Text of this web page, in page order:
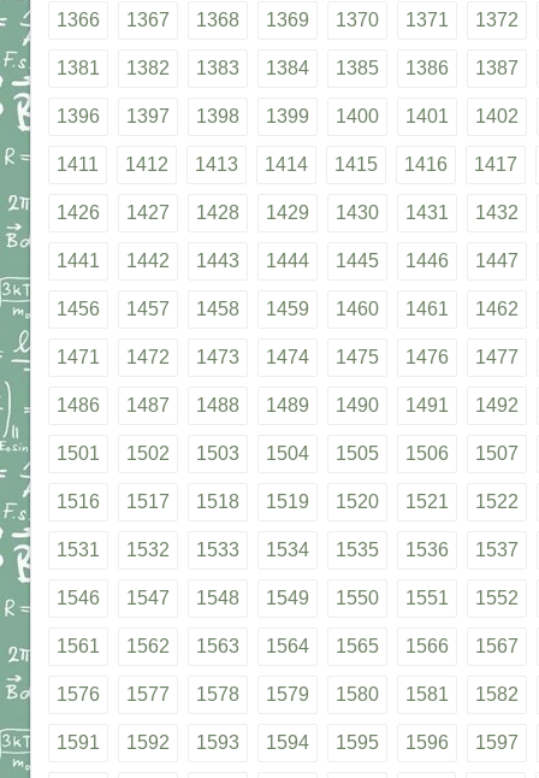
1366 1367 1368 1369 1370 1371 1372
1381 1382 1383 1384 1385 1386 1387
1396 1397 1398 1399 1400 1401 1402
1411 1412 1413 1414 1415 1416 1417
1426 1427 1428 1429 1430 1431 1432
1441 1442 1443 1444 1445 1446 1447
1456 1457 1458 1459 1460 1461 1462
1471 1472 1473 1474 1475 1476 1477
1486 1487 1488 1489 1490 1491 1492
1501 1502 1503 1504 1505 1506 1507
1516 1517 1518 1519 1520 1521 1522
1531 1532 1533 1534 1535 1536 1537
1546 1547 1548 1549 1550 1551 1552
1561 1562 1563 1564 1565 1566 1567
1576 1577 1578 1579 1580 1581 1582
1591 1592 1593 1594 1595 1596 1597